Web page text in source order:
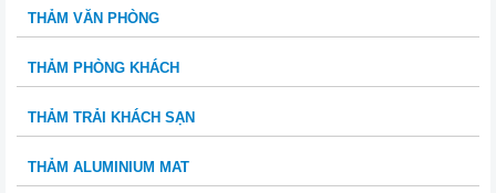
THẢM VĂN PHÒNG
THẢM PHÒNG KHÁCH
THẢM TRẢI KHÁCH SẠN
THẢM ALUMINIUM MAT